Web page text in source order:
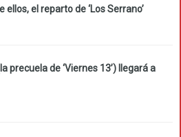
ellos, el reparto de ‘Los Serrano’
precuela de ‘Viernes 13’) llegará a